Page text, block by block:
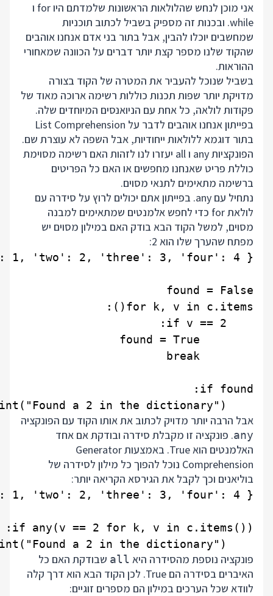
אני מוכן לנחש שהלולאות הראשונות שלמדתם היו for ו
while. ובכנות זה מספיק בשביל לכתוב תוכניות
שמחשבים יוכלו להבין, אבל בתור בני אדם אנחנו אוהבים
שהקוד שלנו מספר קצת יותר דברים על הכוונה שמאחורי
ההוראות.
בשביל שנוכל להעביר את המטרה של הקוד בצורה
מדויקת יותר שפות תכנות כוללות רשימה ארוכה מאוד של
פקודות לולאה, כל אחת עם הניואנסים המיוחדים שלה.
בפייתון אנחנו אוהבים לדבר על List Comprehension
בתור דוגמא ללולאות ייחודיות, אבל השפה לא עוצרת שם.
הפונקציות any ו all יעזרו לנו לזהות האם רשימה מסוימת
כוללת פריט שאנחנו מחפשים או האם כל הפריטים
ברשימה מתאימים לתנאי מסוים.
נתחיל עם any. בפייתון אתם יכולים לרוץ על סידרה עם
לולאת for כדי לחפש אלמנטים שמתאימים למבנה
מסוים, למשל הקוד הבא בודק האם במילון מסוים יש
מפתח שהערך שלו הוא 2:
אבל הרבה יותר מדויק לכתוב את אותו הקוד עם הפונקציה
any. פונקציה זו מקבלת סידרה ובודקת אם אחד
האלמנטים הוא True. באמצעות Generator
Comprehension נוכל להפוך כל מילון לסידרה של
בוליאנים וכך לקבל את הגירסא הקריאה יותר:
פונקציה נוספת מהסידרה היא all שבודקת האם כל
האיברים בסידרה הם True. לכן הקוד הבא הוא דרך קלה
לוודא שכל הערכים במילון הם מספרים זוגיים: